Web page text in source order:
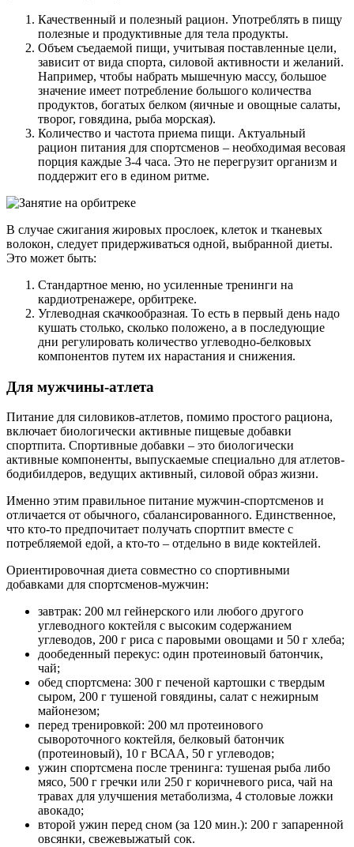
Качественный и полезный рацион. Употреблять в пищу
полезные и продуктивные для тела продукты.
Объем съедаемой пищи, учитывая поставленные цели,
зависит от вида спорта, силовой активности и желаний.
Например, чтобы набрать мышечную массу, большое
значение имеет потребление большого количества
продуктов, богатых белком (яичные и овощные салаты,
творог, говядина, рыба морская).
Количество и частота приема пищи. Актуальный
рацион питания для спортсменов – необходимая весовая
порция каждые 3-4 часа. Это не перегрузит организм и
поддержит его в едином ритме.
В случае сжигания жировых прослоек, клеток и тканевых
волокон, следует придерживаться одной, выбранной диеты.
Это может быть:
Стандартное меню, но усиленные тренинги на
кардиотренажере, орбитреке.
Углеводная скачкообразная. То есть в первый день надо
кушать столько, сколько положено, а в последующие
дни регулировать количество углеводно-белковых
компонентов путем их нарастания и снижения.
Для мужчины-атлета
Питание для силовиков-атлетов, помимо простого рациона,
включает биологически активные пищевые добавки
спортпита. Спортивные добавки – это биологически
активные компоненты, выпускаемые специально для атлетов-
бодибилдеров, ведущих активный, силовой образ жизни.
Именно этим правильное питание мужчин-спортсменов и
отличается от обычного, сбалансированного. Единственное,
что кто-то предпочитает получать спортпит вместе с
потребляемой едой, а кто-то – отдельно в виде коктейлей.
Ориентировочная диета совместно со спортивными
добавками для спортсменов-мужчин:
завтрак: 200 мл гейнерского или любого другого
углеводного коктейля с высоким содержанием
углеводов, 200 г риса с паровыми овощами и 50 г хлеба;
дообеденный перекус: один протеиновый батончик,
чай;
обед спортсмена: 300 г печеной картошки с твердым
сыром, 200 г тушеной говядины, салат с нежирным
майонезом;
перед тренировкой: 200 мл протеинового
сывороточного коктейля, белковый батончик
(протеиновый), 10 г ВСАА, 50 г углеводов;
ужин спортсмена после тренинга: тушеная рыба либо
мясо, 500 г гречки или 250 г коричневого риса, чай на
травах для улучшения метаболизма, 4 столовые ложки
авокадо;
второй ужин перед сном (за 120 мин.): 200 г запаренной
овсянки, свежевыжатый сок.